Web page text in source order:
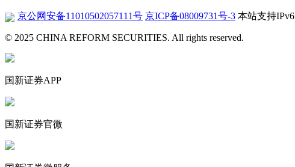
京公网安备11010502057111号 京ICP备08009731号-3 本站支持IPv6
© 2025 CHINA REFORM SECURITIES. All rights reserved.
国新证券APP
国新证券官微